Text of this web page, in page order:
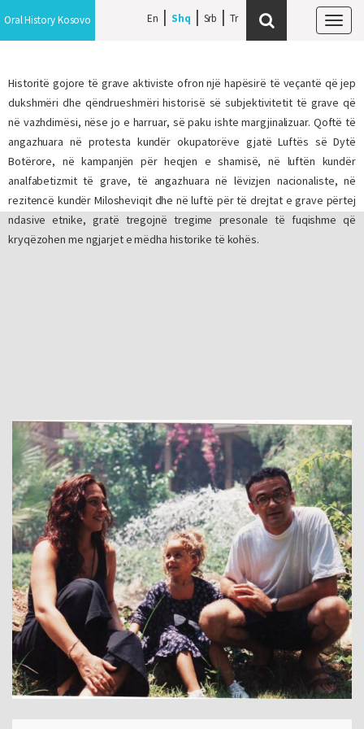
En Shq Srb
Oral History Kosovo
Historitë gojore të grave aktiviste ofron një hapësirë të veçantë që jep
dukshmëri dhe qëndrueshmëri historisë së subjektivitetit të grave që
në vazhdimësi, nëse jo e harruar, së paku ishte margjinalizuar. Qoftë të
angazhuara në protesta kundër okupatorëve gjatë Luftës së Dytë
Botërore, në kampanjën për heqjen e shamisë, në luftën kundër
analfabetizmit të grave, të angazhuara në lëvizjen nacionaliste, në
rezitencë kundër Milosheviqit dhe në luftë për të drejtat e grave përtej
ndasive etnike, gratë tregojnë tregime presonale të fuqishme që
kryqëzohen me ngjarjet e mëdha historike të kohës.